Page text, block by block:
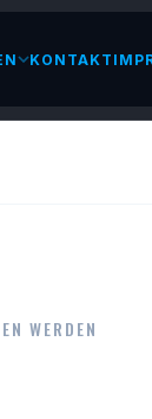
KONTAKT
WERDEN